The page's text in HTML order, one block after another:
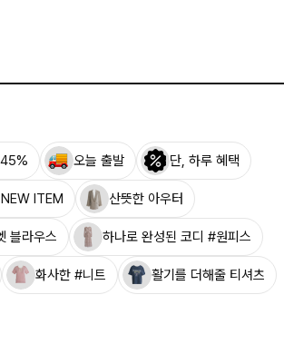
오늘 출발 단, 하루 혜택
NEW ITEM 산뜻한 아우터
블라우스 하나로 완성된 코디 #원피스
화사한 #니트 활기를 더해줄 티셔츠